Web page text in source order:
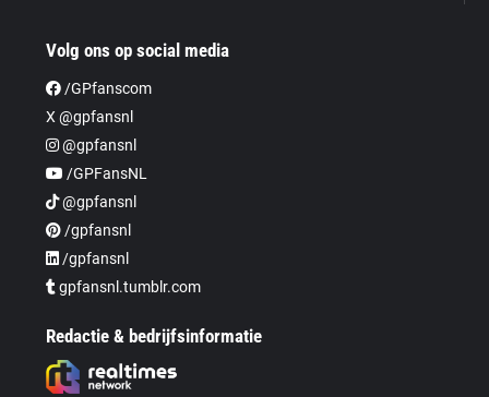
Volg ons op social media
/GPfanscom
X @gpfansnl
@gpfansnl
/GPFansNL
@gpfansnl
/gpfansnl
/gpfansnl
gpfansnl.tumblr.com
Redactie & bedrijfsinformatie